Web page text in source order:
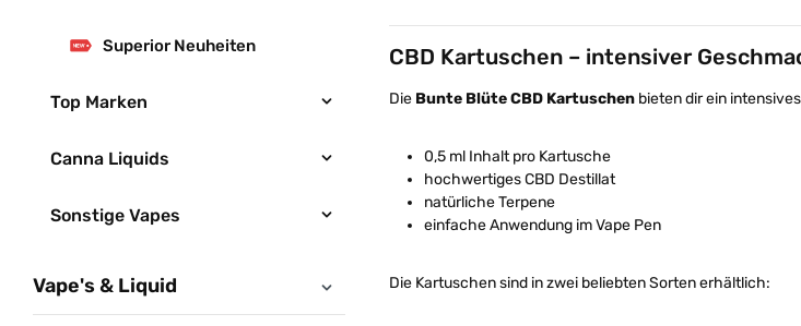
Superior Neuheiten
Top Marken
Canna Liquids
Sonstige Vapes
Vape's & Liquid
CBD Kartuschen – intensiver
Die Bunte Blüte CBD Kartuschen bieten dir ein
0,5 ml Inhalt pro Kartusche
hochwertiges CBD Destillat
natürliche Terpene
einfache Anwendung im Vape Pen
Die Kartuschen sind in zwei beliebten Sorten erhältlich: